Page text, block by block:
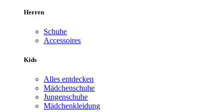
Herren
Schuhe
Accessoires
Kids
Alles entdecken
Mädchenschuhe
Jungenschuhe
Mädchenkleidung